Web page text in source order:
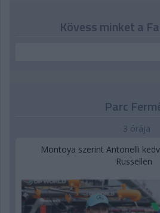
Kövess minket a
Parc
3 órája
Montoya szerint Antonelli
Russellen